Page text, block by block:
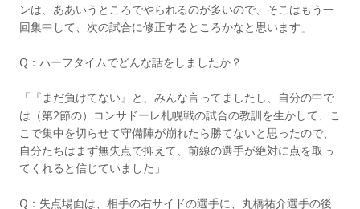
ンは、ああいうところでやられるのが多いので、そこはもう一
回集中して、次の試合に修正するところかなと思います」
Q：ハーフタイムでどんな話をしましたか？
「『まだ負けてない』と、みんな言ってましたし、自分の中で
は（第2節の）コンサドーレ札幌戦の試合の教訓を生かして、こ
こで集中を切らせて守備陣が崩れたら勝てないと思ったので、
自分たちはまず無失点で抑えて、前線の選手が絶対に点を取っ
てくれると信じていました」
Q：失点場面は、相手の右サイドの選手に、丸橋祐介選手の後